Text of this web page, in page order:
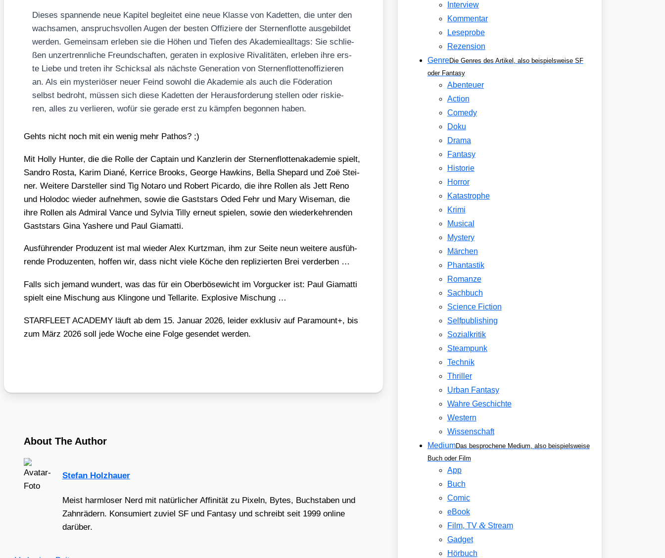
Die­ses span­nen­de neue Kapi­tel beglei­tet eine neue Klas­se von Kadet­ten, die unter den
wach­sa­men, anspruchs­vol­len Augen der bes­ten Offi­zie­re der Ster­nen­flot­te aus­ge­bil­det
wer­den. Gemein­sam erle­ben sie die Höhen und Tie­fen des Aka­de­mie­all­tags: Sie schlie­
ßen unzer­trenn­li­che Freund­schaf­ten, gera­ten in explo­si­ve Riva­li­tä­ten, erle­ben ihre ers­
te Lie­be und tre­ten ihr Schick­sal als nächs­te Gene­ra­ti­on von Ster­nen­flot­ten­of­fi­zie­ren
an. Als ein mys­te­riö­ser neu­er Feind sowohl die Aka­de­mie als auch die Föde­ra­ti­on
selbst bedroht, müs­sen sich die­se Kadet­ten der Her­aus­for­de­rung stel­len oder ris­kie­
ren, alles zu ver­lie­ren, wofür sie gera­de erst zu kämp­fen begon­nen haben.
Gehts nicht noch mit ein wenig mehr Pathos? ;)
Mit Hol­ly Hun­ter, die die Rol­le der Cap­tain und Kanz­le­rin der Ster­nen­flot­ten­aka­de­mie spielt,
San­dro Ros­ta, Karim Dia­né, Ker­ri­ce Brooks, Geor­ge Haw­kins, Bel­la She­pard und Zoë Stei­
ner. Wei­te­re Dar­stel­ler sind Tig Nota­ro und Robert Picar­do, die ihre Rol­len als Jett Reno
und Holo­doc wie­der auf­neh­men, sowie die Gast­stars Oded Fehr und Mary Wise­man, die
ihre Rol­len als Admi­ral Van­ce und Syl­via Til­ly erneut spie­len, sowie den wie­der­keh­ren­den
Gast­stars Gina Yas­he­re und Paul Gia­mat­ti.
Aus­füh­ren­der Pro­du­zent ist mal wie­der Alex Kurtzman, ihm zur Sei­te neun wei­te­re aus­füh­
ren­de Pro­du­zen­ten, hof­fen wir, dass nicht vie­le Köche den repli­zier­ten Brei ver­der­ben …
Falls sich jemand wun­dert, was das für ein Ober­bö­se­wicht im Vor­gu­cker ist: Paul Gia­mat­ti
spielt eine Mischung aus Klin­go­ne und Tel­la­ri­te. Explo­si­ve Mischung …
STARFLEET ACADEMY läuft ab dem 15. Janu­ar 2026, lei­der exklu­siv auf Para­mount+, bis
zum März 2026 soll jede Woche eine Fol­ge gesen­det wer­den.
About The Author
Stefan Holzhauer
Meist harmloser Nerd mit natürlicher Affinität zu Pixeln, Bytes, Buchstaben und
Zahnrädern. Konsumiert zuviel SF und Fantasy und schreibt seit 1999 online
darüber.
Interview
Kommentar
Leseprobe
Rezension
GenreDie Genres des Artikel, also beispielsweise SF
oder Fantasy
Abenteuer
Action
Comedy
Doku
Drama
Fantasy
Historie
Horror
Katastrophe
Krimi
Musical
Mystery
Märchen
Phantastik
Romanze
Sachbuch
Science Fiction
Selfpublishing
Sozialkritik
Steampunk
Technik
Thriller
Urban Fantasy
Wahre Geschichte
Western
Wissenschaft
MediumDas besprochene Medium, also beispielsweise
Buch oder Film
App
Buch
Comic
eBook
Film, TV &Stream
Gadget
Hörbuch